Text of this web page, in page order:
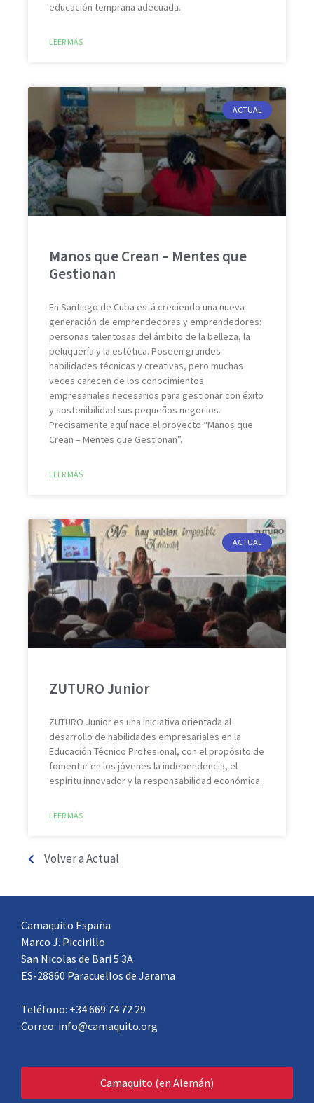
educación temprana adecuada.
LEER MÁS
ACTUAL
Manos que Crean – Mentes que
Gestionan
En Santiago de Cuba está creciendo una nueva
generación de emprendedoras y emprendedores:
personas talentosas del ámbito de la belleza, la
peluquería y la estética. Poseen grandes
habilidades técnicas y creativas, pero muchas
veces carecen de los conocimientos
empresariales necesarios para gestionar con éxito
y sostenibilidad sus pequeños negocios.
Precisamente aquí nace el proyecto “Manos que
Crean – Mentes que Gestionan”.
LEER MÁS
ACTUAL
ZUTURO Junior
ZUTURO Junior es una iniciativa orientada al
desarrollo de habilidades empresariales en la
Educación Técnico Profesional, con el propósito de
fomentar en los jóvenes la independencia, el
espíritu innovador y la responsabilidad económica.
LEER MÁS
Volver a Actual
Camaquito España
Marco J. Piccirillo
San Nicolas de Bari 5 3A
ES-28860 Paracuellos de Jarama
Teléfono: +34 669 74 72 29
Correo: info@camaquito.org
Camaquito (en Alemán)